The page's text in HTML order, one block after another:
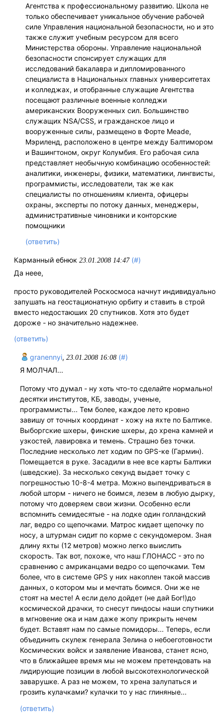
Агентства к профессиональному развитию. Школа не
только обеспечивает уникальное обучение рабочей
силе Управления национальной безопасности, но и это
также служит учебным ресурсом для всего
Министерства обороны. Управление национальной
безопасности спонсирует служащих для
исследований бакалавра и дипломированного
специалиста в Национальных главных университетах
и колледжах, и отобранные служащие Агентства
посещают различные военные колледжи
американских Вооруженных сил. Большинство
служащих NSA/CSS, и гражданское лицо и
вооруженные силы, размещено в Форте Meade,
Мэриленд, расположено в центре между Балтимором
и Вашингтоном, округ Колумбия. Его рабочая сила
представляет необычную комбинацию особенностей:
аналитики, инженеры, физики, математики, лингвисты,
программисты, исследователи, так же как
специалисты по отношениям клиента, офицеры
охраны, эксперты по потоку данных, менеджеры,
административные чиновники и конторские
помощники
(ответить)
Карманный ебнюк 23.01.2008 14:47 (#)
Да неее,
просто рyководителей Роскосмоса начнут индивидуально
запушать на геостационатную орбиту и ставить в строй
вместо недостаюших 20 спутников. Хотя это будет
дороже - но значительно надежнее.
(ответить)
granennyi, 23.01.2008 16:08 (#)
Я МОЛЧАЛ...
Потому что думал - ну хоть что-то сделайте нормально!
десятки институтов, КБ, заводы, ученые,
программисты... Тем более, каждое лето кровно
завишу от точных координат - хожу на яхте по Балтике.
Выборгские шхеры, финские шхеры, до хрена камней и
узкостей, лавировка и темень. Страшно без точки.
Последние несколько лет ходим по GPS-ке (Гармин).
Помещается в руке. Засадили в нее все карты Балтики
(шведские). За несколько секунд выдает точку с
погрешностью 10-8-4 метра. Можно выпендриваться в
любой шторм - ничего не боимся, лезем в любую дырку,
потому что доверяем свои жизни. Особенно если
вспомнить семидесятые - на лодке один голландский
лаг, ведро со щепочками. Матрос кидает щепочку по
носу, а штурман сидит по корме с секундомером. Зная
длину яхты (12 метров) можно легко выислить
скорость. Так вот, похоже, что наш ГЛОНАСС - это по
сравнению с амриканцами ведро со щепочками. Тем
более, что в системе GPS у них накоплен такой массив
данных, о котором мы и мечтать боимся. Они же не
стоят на месте! А если дело дойдет (не дай Бог!)до
космической драчки, то снесут пиндосы наши спутники
в мгновение ока и нам даже жопу прикрыть нечем
будет. Вставят нам по самые помидоры... Теперь, если
объединить скулеж генерала Зелина о небоеготовности
Космических войск и заявление Иванова, станет ясно,
что в ближайшее время мы не можем претендовать на
лидирующие позиции в любой высокотехнологической
заварушке. А раз не можем, то хрена залупаться и
грозить кулачками? кулачки то у нас глиняные...
(ответить)